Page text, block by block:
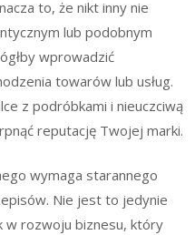
to, że nikt inny nie
lub podobnym
wprowadzić
towarów lub usług.
z podróbkami i nieuczciwą
reputację Twojej marki.
wymaga starannego
Nie jest to jedynie
w rozwoju biznesu, który